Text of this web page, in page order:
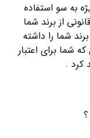
به سو استفاده
از برند شما
شما را داشته
که شما برای اعتبار
کرد .